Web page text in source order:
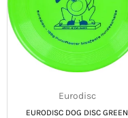
Eurodisc
EURODISC DOG DISC GREEN